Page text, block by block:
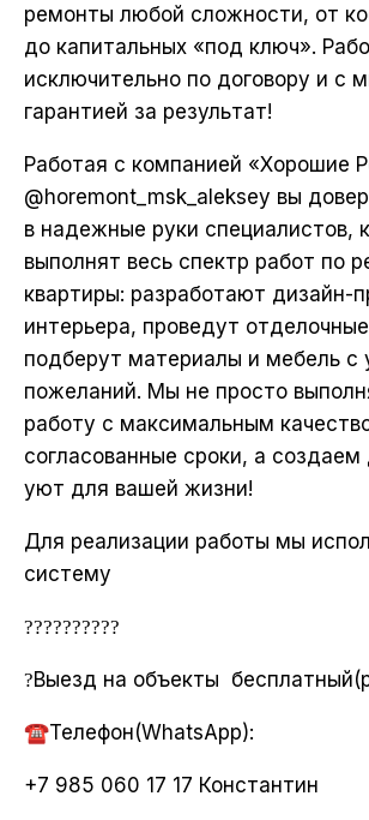
ремонты любой сложности, от
до капитальных «под ключ».
исключительно по договору и с
гарантией за результат!
Работая с компанией «Хорошие
@horemont_msk_aleksey вы
в надежные руки специалистов,
выполнят весь спектр работ по
квартиры: разработают дизайн-
интерьера, проведут
подберут материалы и мебель с
пожеланий. Мы не просто
работу с максимальным
согласованные сроки, а
уют для вашей жизни!
Для реализации работы мы
систему
??????????
?Выезд на объекты
☎️Телефон(WhatsApp):
+7 985 060 17 17 Константин